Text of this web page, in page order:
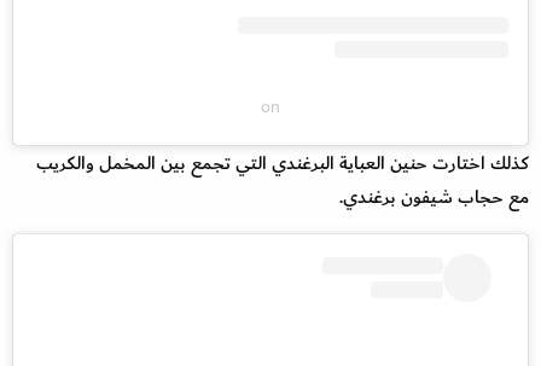
on
كذلك اختارت حنين العباية البرغندي التي تجمع بين المخمل والكريب
مع حجاب شيفون برغندي.